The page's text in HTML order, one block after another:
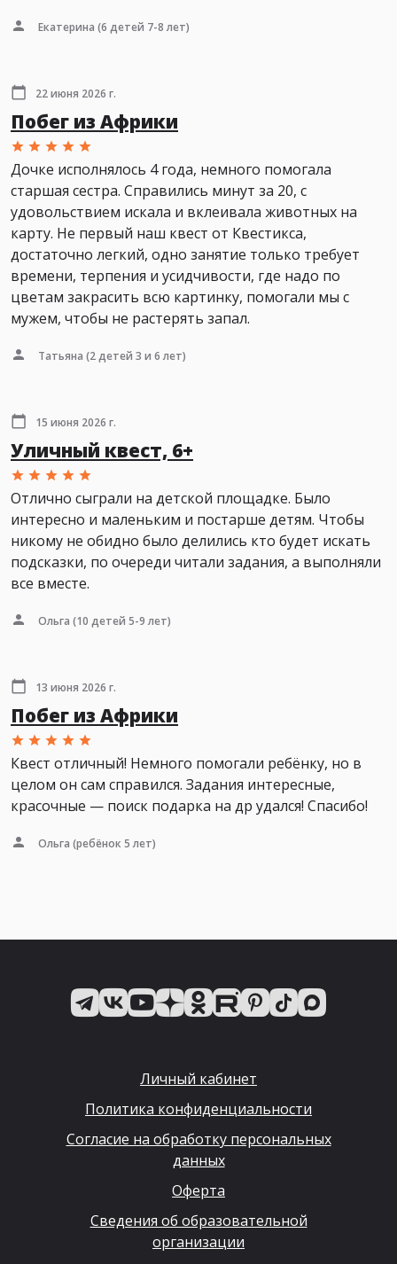
Екатерина (6 детей 7-8 лет)
22 июня 2026 г.
Побег из Африки
Дочке исполнялось 4 года, немного помогала
старшая сестра. Справились минут за 20, с
удовольствием искала и вклеивала животных на
карту. Не первый наш квест от Квестикса,
достаточно легкий, одно занятие только требует
времени, терпения и усидчивости, где надо по
цветам закрасить всю картинку, помогали мы с
мужем, чтобы не растерять запал.
Татьяна (2 детей 3 и 6 лет)
15 июня 2026 г.
Уличный квест, 6+
Отлично сыграли на детской площадке. Было
интересно и маленьким и постарше детям. Чтобы
никому не обидно было делились кто будет искать
подсказки, по очереди читали задания, а выполняли
все вместе.
Ольга (10 детей 5-9 лет)
13 июня 2026 г.
Побег из Африки
Квест отличный! Немного помогали ребёнку, но в
целом он сам справился. Задания интересные,
красочные — поиск подарка на др удался! Спасибо!
Ольга (ребёнок 5 лет)
Личный кабинет
Политика конфиденциальности
Согласие на обработку персональных
данных
Оферта
Сведения об образовательной
организации